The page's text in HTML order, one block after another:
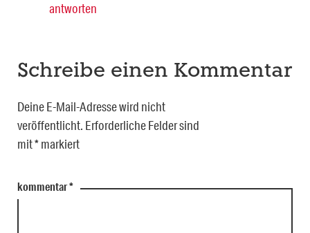
antworten
Schreibe einen Kommentar
Deine E-Mail-Adresse wird nicht
veröffentlicht. Erforderliche Felder sind
mit*markiert
kommentar*